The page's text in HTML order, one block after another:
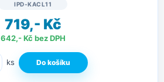
IPD-KACL11
719,- Kč
642,- Kč bez DPH
ks